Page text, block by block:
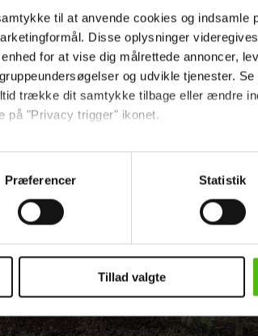
til at anvende cookies og indsamle
Disse oplysninger
for at vise dig målrettede annoncer,
og udvikle tjenester.
trække dit samtykke tilbage eller ændre
på "Privacy trigger" ikonet.
bruge data for at kunne levere og
tredjeparter til at at optimere dit besøg på
af dine personoplysninger i forbindelse
Præferencer Statistik
Tillad valgte